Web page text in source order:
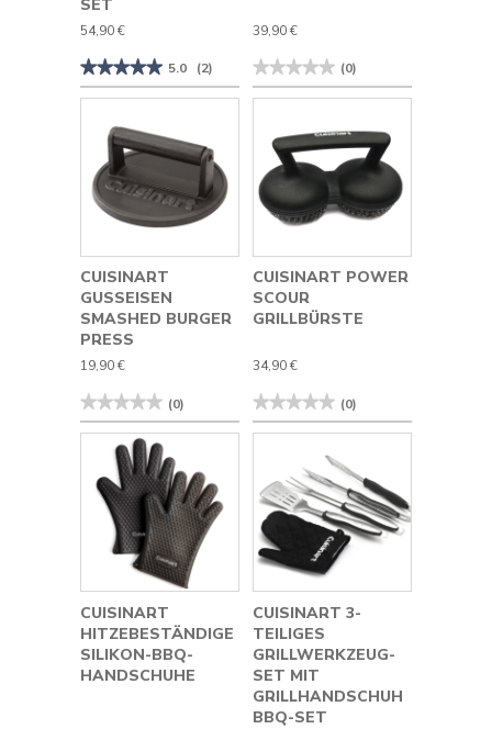
SET
54,90 €
★★★★★
★★★★★
5
von
Sternen.
Bewertungen
lesen
für
Cuisinart
20-
teiliges
Grillwerkzeug-
Set
5.0 (2)
39,90 €
★★★★★
★★★★★
Kein
Beurteilungswert
3-
teiliges
Pizza-
Grillset
(0)
CUISINART
GUSSEISEN
SMASHED BURGER
PRESS
19,90 €
★★★★★
★★★★★
Kein
Beurteilungswert
Cuisinart
Gusseisen
Smashed
Burger
(0)
CUISINART POWER
SCOUR
GRILLBÜRSTE
34,90 €
★★★★★
★★★★★
Kein
Beurteilungswert
Power
Scour
Grillbürste
(0)
CUISINART
HITZEBESTÄNDIGE
SILIKON-BBQ-
HANDSCHUHE
CUISINART 3-
TEILIGES
GRILLWERKZEUG-
SET MIT
GRILLHANDSCHUH
BBQ-SET